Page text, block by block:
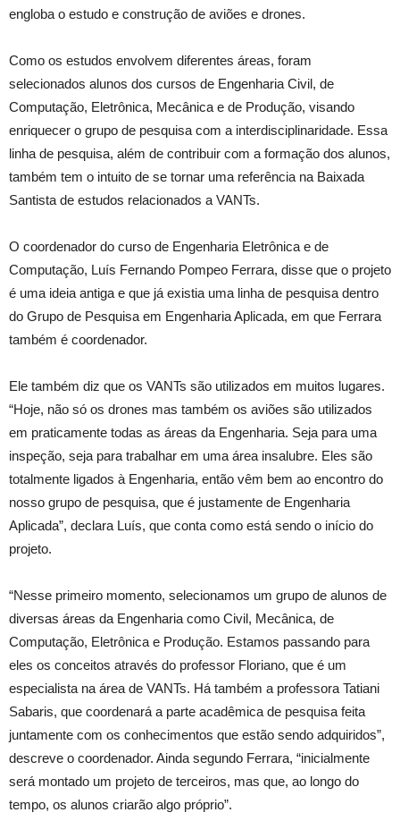
engloba o estudo e construção de aviões e drones.
Como os estudos envolvem diferentes áreas, foram
selecionados alunos dos cursos de Engenharia Civil, de
Computação, Eletrônica, Mecânica e de Produção, visando
enriquecer o grupo de pesquisa com a interdisciplinaridade. Essa
linha de pesquisa, além de contribuir com a formação dos alunos,
também tem o intuito de se tornar uma referência na Baixada
Santista de estudos relacionados a VANTs.
O coordenador do curso de Engenharia Eletrônica e de
Computação, Luís Fernando Pompeo Ferrara, disse que o projeto
é uma ideia antiga e que já existia uma linha de pesquisa dentro
do Grupo de Pesquisa em Engenharia Aplicada, em que Ferrara
também é coordenador.
Ele também diz que os VANTs são utilizados em muitos lugares.
“Hoje, não só os drones mas também os aviões são utilizados
em praticamente todas as áreas da Engenharia. Seja para uma
inspeção, seja para trabalhar em uma área insalubre. Eles são
totalmente ligados à Engenharia, então vêm bem ao encontro do
nosso grupo de pesquisa, que é justamente de Engenharia
Aplicada”, declara Luís, que conta como está sendo o início do
projeto.
“Nesse primeiro momento, selecionamos um grupo de alunos de
diversas áreas da Engenharia como Civil, Mecânica, de
Computação, Eletrônica e Produção. Estamos passando para
eles os conceitos através do professor Floriano, que é um
especialista na área de VANTs. Há também a professora Tatiani
Sabaris, que coordenará a parte acadêmica de pesquisa feita
juntamente com os conhecimentos que estão sendo adquiridos”,
descreve o coordenador. Ainda segundo Ferrara, “inicialmente
será montado um projeto de terceiros, mas que, ao longo do
tempo, os alunos criarão algo próprio”.